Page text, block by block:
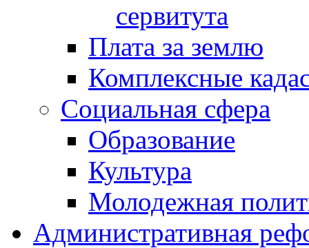
сервитута
Плата за землю
Комплексные
Социальная сфера
Образование
Культура
Молодежная
Административная